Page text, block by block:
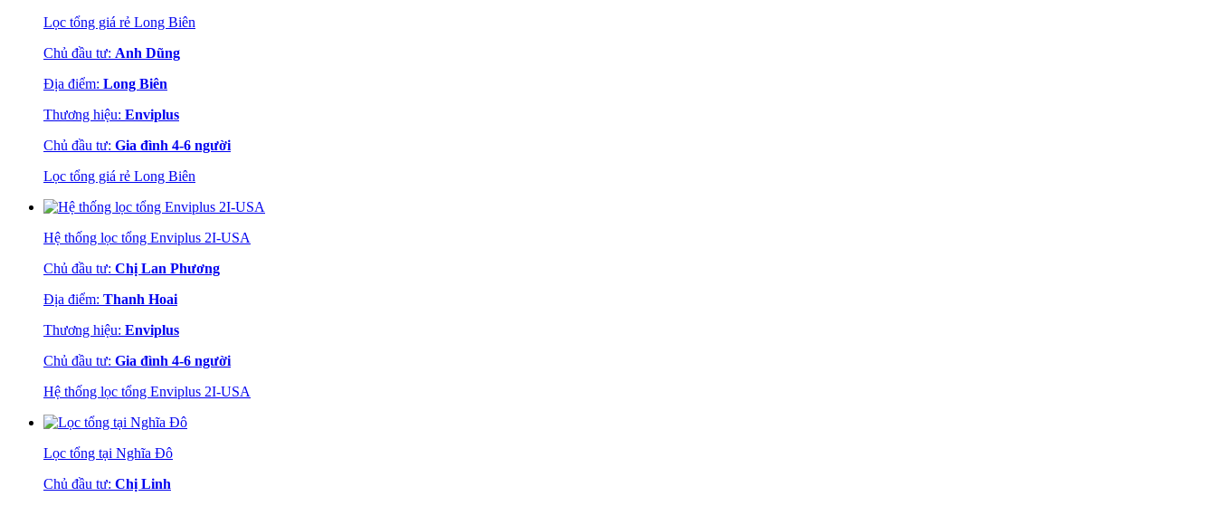
Lọc tổng giá rẻ Long Biên
Chủ đầu tư: Anh Dũng
Địa điểm: Long Biên
Thương hiệu: Enviplus
Chủ đầu tư: Gia đình 4-6 người
Lọc tổng giá rẻ Long Biên
Hệ thống lọc tổng Enviplus 2I-USA
Chủ đầu tư: Chị Lan Phương
Địa điểm: Thanh Hoai
Thương hiệu: Enviplus
Chủ đầu tư: Gia đình 4-6 người
Hệ thống lọc tổng Enviplus 2I-USA
Lọc tổng tại Nghĩa Đô
Chủ đầu tư: Chị Linh